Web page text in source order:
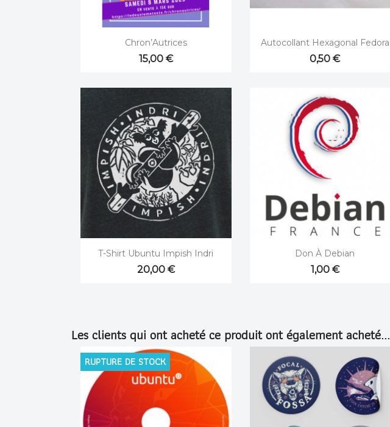
Aperçu rapide
Chron’Autrices
15,00 €
Aperçu rapide
Autocollant Hexagonal Fedora
0,50 €
 Aperçu rapide
T-Shirt Ubuntu Impish Indri
20,00 €
Aperçu rapide
Don À Debian
1,00 €
Les clients qui ont acheté ce produit ont également acheté...
RUPTURE DE STOCK